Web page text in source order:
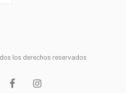
los derechos reservados
facebookinstagram